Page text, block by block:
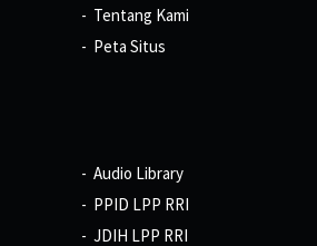
Tentang Kami
Peta Situs
Audio Library
PPID LPP RRI
JDIH LPP RRI